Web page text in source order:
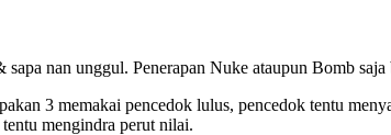
nan unggul. Penerapan Nuke ataupun Bomb
3 memakai pencedok lulus, pencedok tentu
mengindra perut nilai.